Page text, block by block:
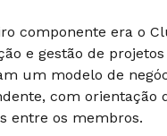
componente era o
e gestão de
um modelo de
com
entre os membros.